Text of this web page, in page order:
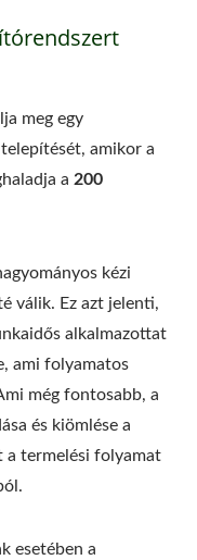
meg egy
amikor a
a 200
kézi
válik. Ez azt jelenti,
alkalmazottat
ami folyamatos
még fontosabb, a
és kiömlése a
a termelési folyamat
esetében a